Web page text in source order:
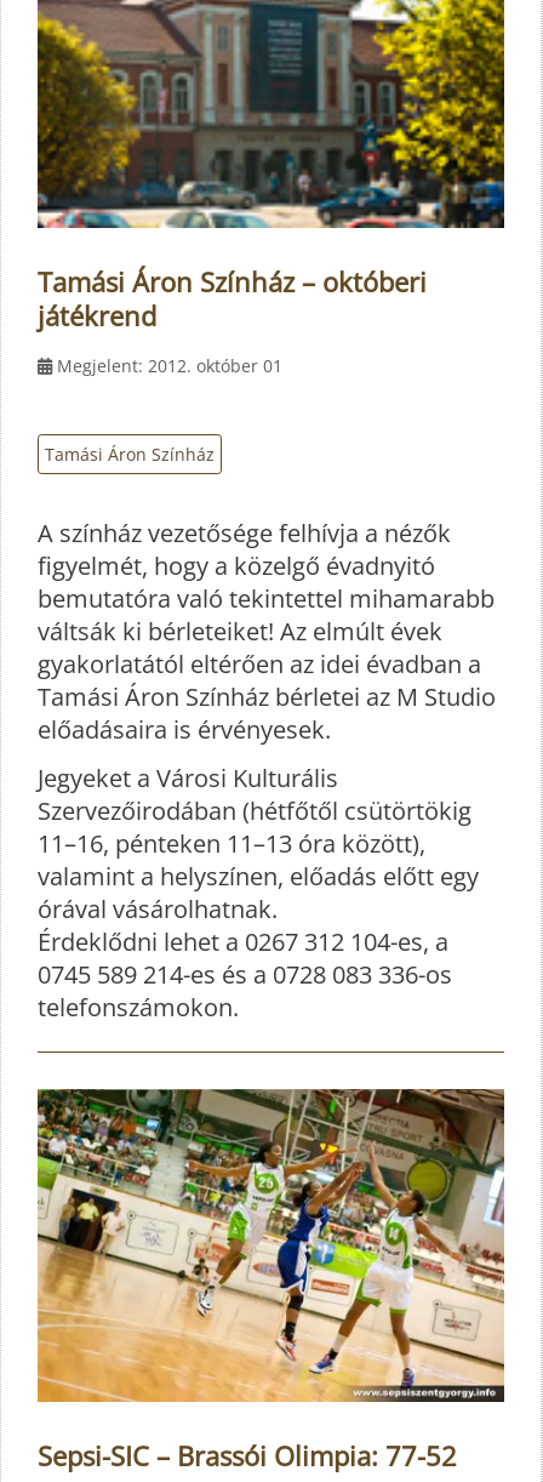
Tamási Áron Színház – októberi
játékrend
Megjelent: 2012. október 01
Tamási Áron Színház
A színház vezetősége felhívja a nézők
figyelmét, hogy a közelgő évadnyitó
bemutatóra való tekintettel mihamarabb
váltsák ki bérleteiket! Az elmúlt évek
gyakorlatától eltérően az idei évadban a
Tamási Áron Színház bérletei az M Studio
előadásaira is érvényesek.
Jegyeket a Városi Kulturális
Szervezőirodában (hétfőtől csütörtökig
11–16, pénteken 11–13 óra között),
valamint a helyszínen, előadás előtt egy
órával vásárolhatnak.
Érdeklődni lehet a 0267 312 104-es, a
0745 589 214-es és a 0728 083 336-os
telefonszámokon.
Sepsi-SIC – Brassói Olimpia: 77-52